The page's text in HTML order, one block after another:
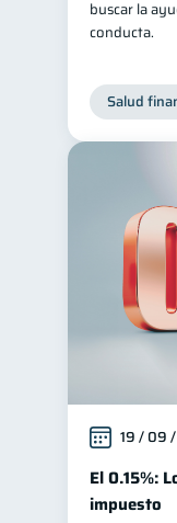
buscar la
conducta.
Salud
19 / 09
El 0.15%:
impuesto